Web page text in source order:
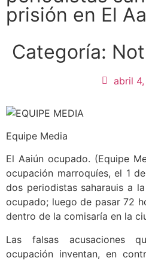
prisión en El
Categoría:
abril
Equipe Media
El Aaiún ocupado. (Equipe
ocupación marroquíes, el 1
dos periodistas saharauis a
ocupado; luego de pasar 72
dentro de la comisaría en la
Las falsas acusaciones
ocupación inventan, en